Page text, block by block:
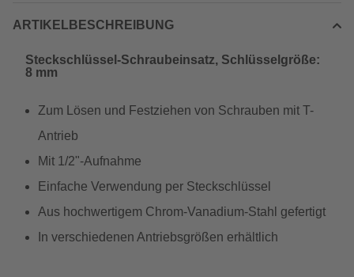
ARTIKELBESCHREIBUNG
Steckschlüssel-Schraubeinsatz, Schlüsselgröße:
8 mm
Zum Lösen und Festziehen von Schrauben mit T-
Antrieb
Mit 1/2"-Aufnahme
Einfache Verwendung per Steckschlüssel
Aus hochwertigem Chrom-Vanadium-Stahl gefertigt
In verschiedenen Antriebsgrößen erhältlich